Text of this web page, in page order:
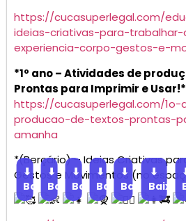
https://cucasuperlegal.com/
ideias-criativas-para-
experiencia-corpo-gestos-e-
*1º ano – Atividades de
Prontas para Imprimir e Usar!*
https://cucasuperlegal.com/
producao-de-textos-prontas-
amanha
*(Berçário) – Ideias Criativas
Gestos e Movimentos (no
⬇
Baixar
⬇
Baixar
⬇
Baixar
⬇
Baixar
⬇
Baixar
⬇
Baixar